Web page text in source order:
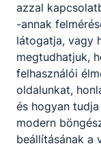
azzal
-annak
látogatja, vagy
megtudhatjuk,
felhasználói
oldalunkat,
és hogyan
modern
beállításának a